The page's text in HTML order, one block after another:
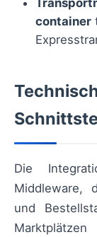
container
Die
Middleware,
und